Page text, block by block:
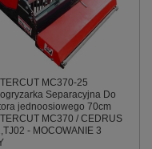
MC370-25
Separacyjna Do
jednoosiowego 70cm
MC370 / CEDRUS
- MOCOWANIE 3